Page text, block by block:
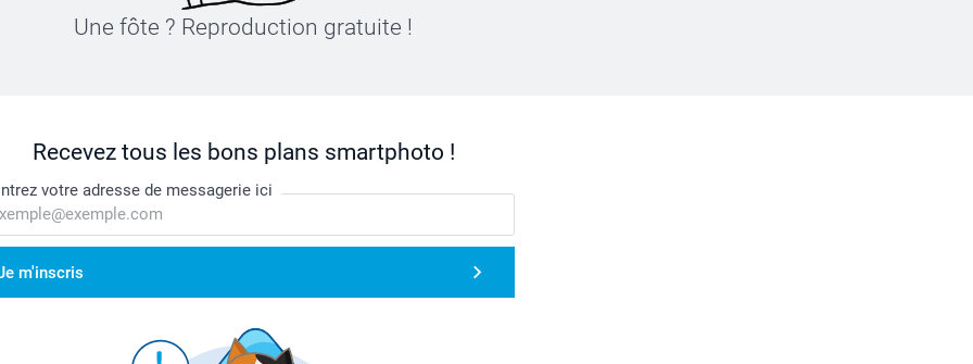
Une fôte ? Reproduction gratuite !
Recevez tous les bons plans smartphoto !
votre adresse de messagerie ici
m'inscris